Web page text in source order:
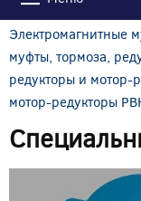
Электромагнитные
муфты, тормоза,
редукторы и мотор-
мотор-редукторы